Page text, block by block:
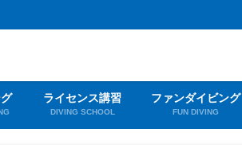
ライセンス講習
DIVING SCHOOL
ファンダイビング
FUN DIVING